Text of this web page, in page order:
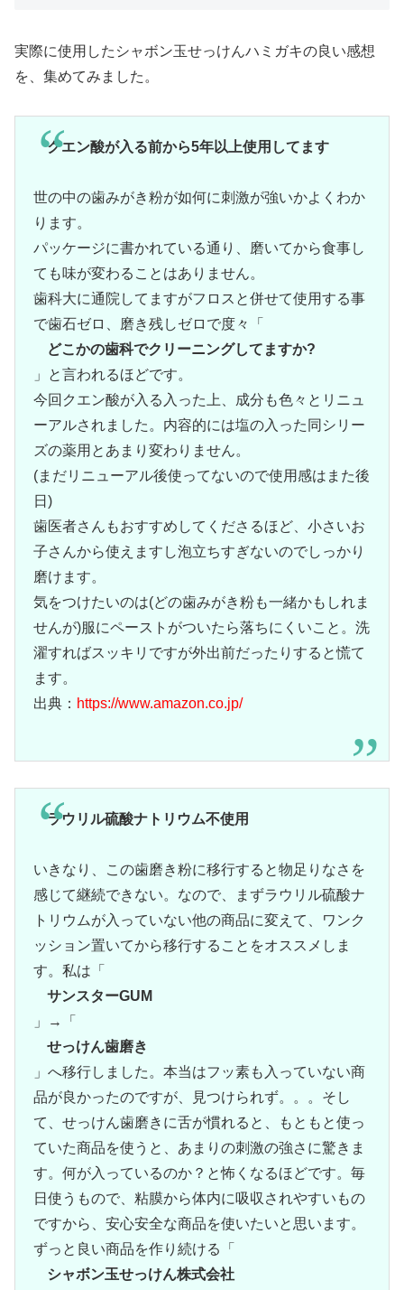
実際に使用したシャボン玉せっけんハミガキの良い感想
を、集めてみました。
クエン酸が入る前から5年以上使用してます
世の中の歯みがき粉が如何に刺激が強いかよくわか
ります。
パッケージに書かれている通り、磨いてから食事し
ても味が変わることはありません。
歯科大に通院してますがフロスと併せて使用する事
で歯石ゼロ、磨き残しゼロで度々「
どこかの歯科でクリーニングしてますか?
」と言われるほどです。
今回クエン酸が入る入った上、成分も色々とリニュ
ーアルされました。内容的には塩の入った同シリー
ズの薬用とあまり変わりません。
(まだリニューアル後使ってないので使用感はまた後
日)
歯医者さんもおすすめしてくださるほど、小さいお
子さんから使えますし泡立ちすぎないのでしっかり
磨けます。
気をつけたいのは(どの歯みがき粉も一緒かもしれま
せんが)服にペーストがついたら落ちにくいこと。洗
濯すればスッキリですが外出前だったりすると慌て
ます。
出典： https://www.amazon.co.jp/
ラウリル硫酸ナトリウム不使用
いきなり、この歯磨き粉に移行すると物足りなさを
感じて継続できない。なので、まずラウリル硫酸ナ
トリウムが入っていない他の商品に変えて、ワンク
ッション置いてから移行することをオススメしま
す。私は「
サンスターGUM
」→「
せっけん歯磨き
」へ移行しました。本当はフッ素も入っていない商
品が良かったのですが、見つけられず。。。そし
て、せっけん歯磨きに舌が慣れると、もともと使っ
ていた商品を使うと、あまりの刺激の強さに驚きま
す。何が入っているのか？と怖くなるほどです。毎
日使うもので、粘膜から体内に吸収されやすいもの
ですから、安心安全な商品を使いたいと思います。
ずっと良い商品を作り続ける「
シャボン玉せっけん株式会社